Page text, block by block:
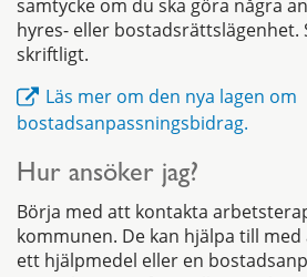
samtycke om du ska göra några
hyres- eller bostadsrättslägenhet.
skriftligt.
Läs mer om den nya lagen om
bostadsanpassningsbidrag.
Hur ansöker jag?
Börja med att kontakta
kommunen. De kan hjälpa till
ett hjälpmedel eller en